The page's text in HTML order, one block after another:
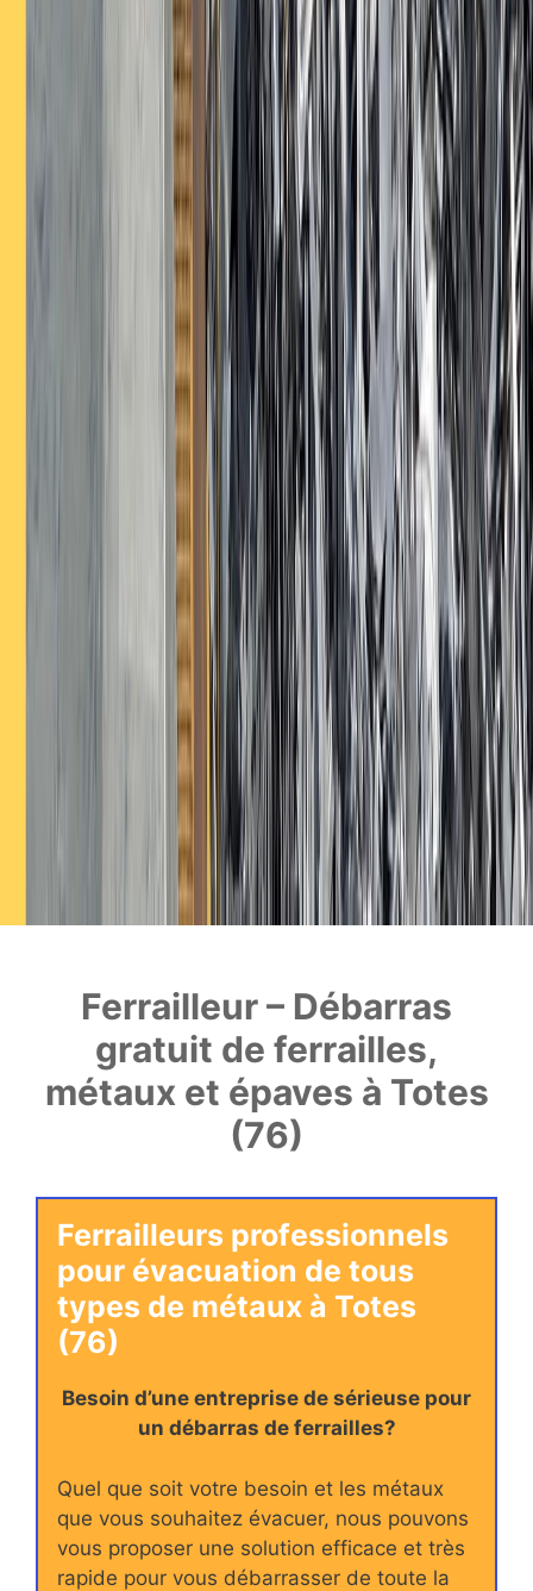
Ferrailleur – Débarras
gratuit de ferrailles,
métaux et épaves à Totes
(76)
Ferrailleurs professionnels
pour évacuation de tous
types de métaux à Totes
(76)
Besoin d’une entreprise de sérieuse pour
un débarras de ferrailles?
Quel que soit votre besoin et les métaux
que vous souhaitez évacuer, nous pouvons
vous proposer une solution efficace et très
rapide pour vous débarrasser de toute la